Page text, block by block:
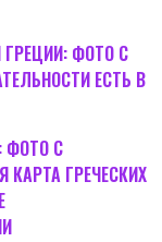
ФОТО С
ЕСТЬ В
ФОТО С
КАРТА ГРЕЧЕСКИХ